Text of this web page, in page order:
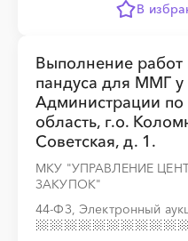
В
Выполнение работ
пандуса для ММГ у
Администрации по
область, г.о.
Советская, д. 1.
МКУ "УПРАВЛЕНИЕ
ЗАКУПОК"
44-ФЗ, Электронный